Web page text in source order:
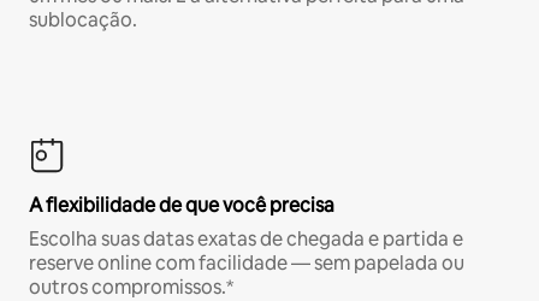
sublocação.
A flexibilidade de que você precisa
Escolha suas datas exatas de chegada e partida e
reserve online com facilidade — sem papelada ou
outros compromissos.*